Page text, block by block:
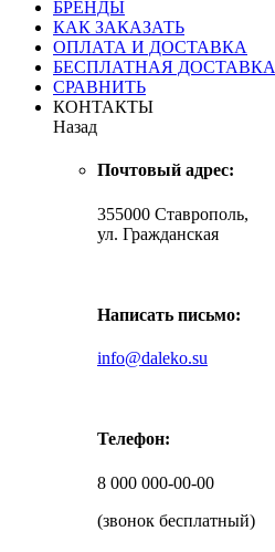
БРЕНДЫ
КАК ЗАКАЗАТЬ
ОПЛАТА И ДОСТАВКА
БЕСПЛАТНАЯ ДОСТАВКА
СРАВНИТЬ
КОНТАКТЫ
Назад
Почтовый адрес:
355000 Ставрополь,
ул. Гражданская
Написать письмо:
info@daleko.su
Телефон:
8 000 000-00-00
(звонок бесплатный)